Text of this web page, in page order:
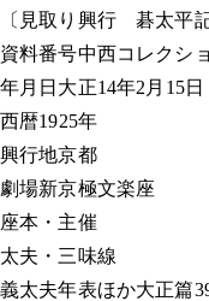
〔見取り興行 碁太平
資料番号中西コレクシ
年月日 大正14年2月15日
西暦1925年
興行地京都
劇場新京極文楽座
座本・主催
太夫・三味線
義太夫年表ほか大正篇